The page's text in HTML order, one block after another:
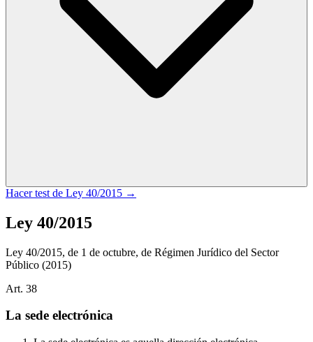
Hacer test de Ley 40/2015 →
Ley 40/2015
Ley 40/2015, de 1 de octubre, de Régimen Jurídico del Sector
Público (2015)
Art. 38
La sede electrónica